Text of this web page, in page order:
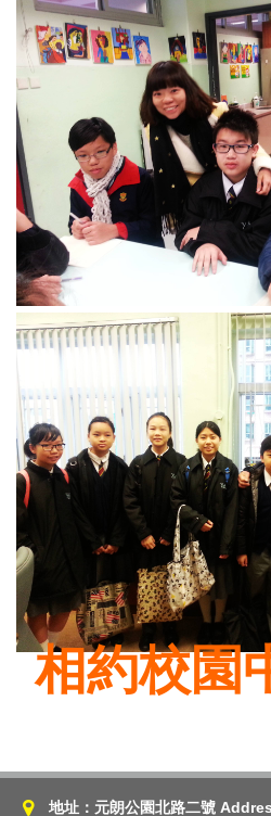
相約校園
地址：元朗公園北路二號